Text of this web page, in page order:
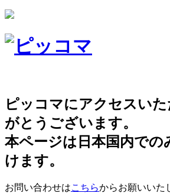
ピッコマにアクセスいた
がとうございます。
本ページは日本国内での
けます。
お問い合わせはこちらからお願いいた